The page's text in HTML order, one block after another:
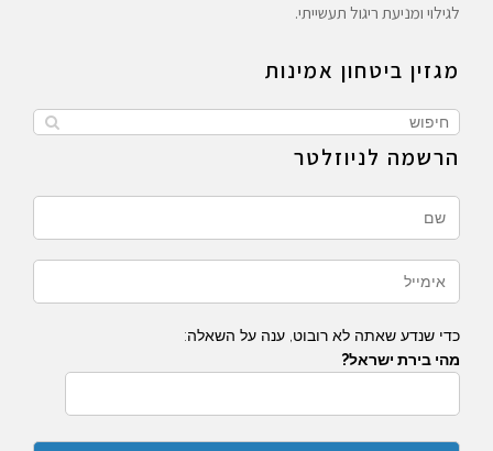
לגילוי ומניעת ריגול תעשייתי.
מגזין ביטחון אמינות
הרשמה לניוזלטר
כדי שנדע שאתה לא רובוט, ענה על השאלה:
מהי בירת ישראל?